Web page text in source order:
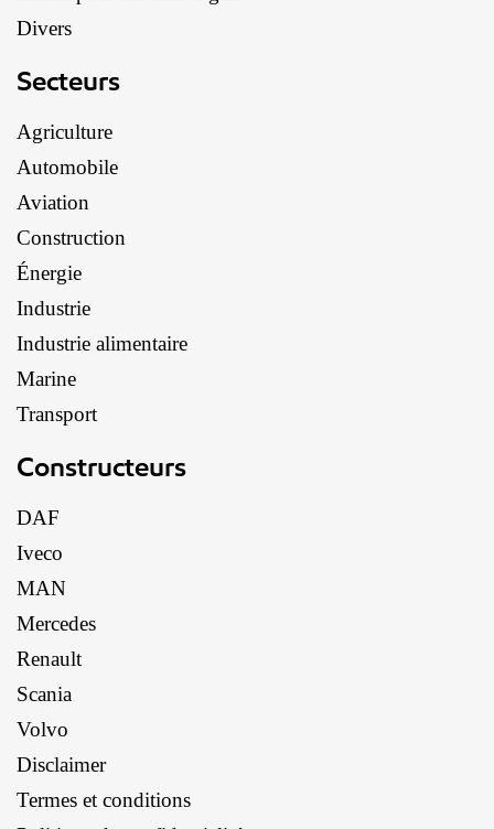
Divers
Secteurs
Agriculture
Automobile
Aviation
Construction
Énergie
Industrie
Industrie alimentaire
Marine
Transport
Constructeurs
DAF
Iveco
MAN
Mercedes
Renault
Scania
Volvo
Disclaimer
Termes et conditions